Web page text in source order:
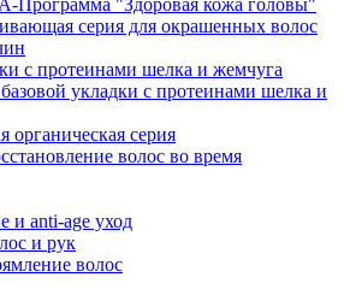
Программа "Здоровая кожа головы"
серия для окрашенных волос
с протеинами шелка и жемчуга
укладки с протеинами шелка и
органическая серия
волос во время
и anti-age уход
и рук
волос